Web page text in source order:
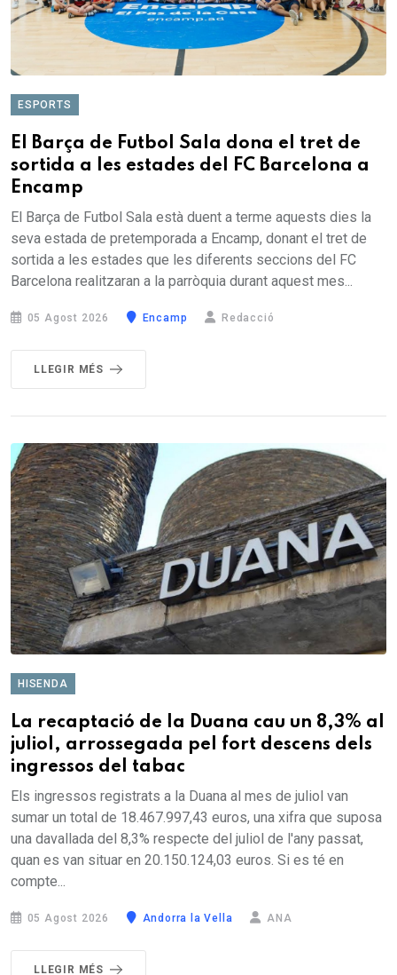
ESPORTS
El Barça de Futbol Sala dona el tret de
sortida a les estades del FC Barcelona a
Encamp
El Barça de Futbol Sala està duent a terme aquests dies la
seva estada de pretemporada a Encamp, donant el tret de
sortida a les estades que les diferents seccions del FC
Barcelona realitzaran a la parròquia durant aquest mes...
05 Agost 2026 Encamp Redacció
LLEGIR MÉS
HISENDA
La recaptació de la Duana cau un 8,3% al
juliol, arrossegada pel fort descens dels
ingressos del tabac
Els ingressos registrats a la Duana al mes de juliol van
sumar un total de 18.467.997,43 euros, una xifra que suposa
una davallada del 8,3% respecte del juliol de l'any passat,
quan es van situar en 20.150.124,03 euros. Si es té en
compte...
05 Agost 2026 Andorra la Vella ANA
LLEGIR MÉS